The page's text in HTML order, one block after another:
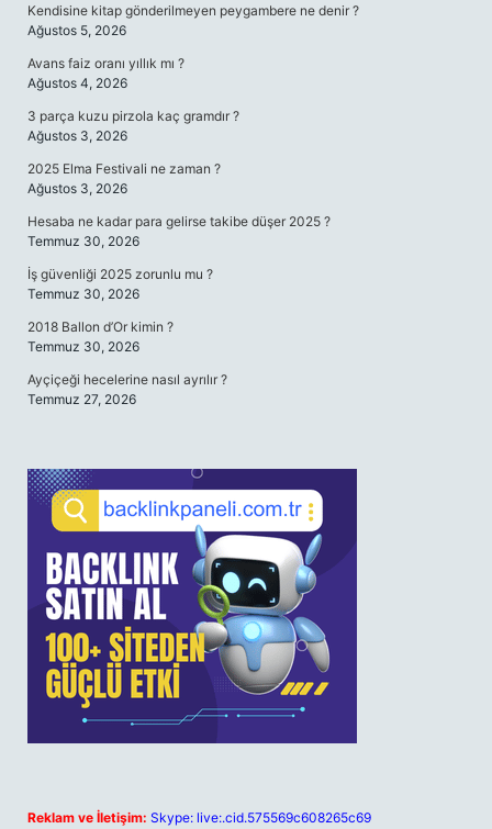
Kendisine kitap gönderilmeyen peygambere ne denir ?
Ağustos 5, 2026
Avans faiz oranı yıllık mı ?
Ağustos 4, 2026
3 parça kuzu pirzola kaç gramdır ?
Ağustos 3, 2026
2025 Elma Festivali ne zaman ?
Ağustos 3, 2026
Hesaba ne kadar para gelirse takibe düşer 2025 ?
Temmuz 30, 2026
İş güvenliği 2025 zorunlu mu ?
Temmuz 30, 2026
2018 Ballon d’Or kimin ?
Temmuz 30, 2026
Ayçiçeği hecelerine nasıl ayrılır ?
Temmuz 27, 2026
Reklam ve İletişim: Skype: live:.cid.575569c608265c69